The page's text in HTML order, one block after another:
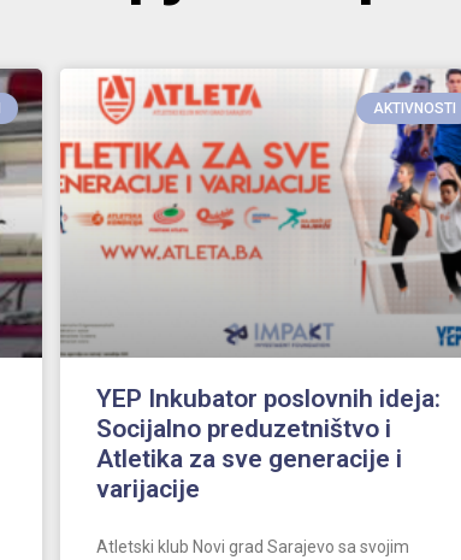
AKTIVNOSTI
YEP Inkubator poslovnih ideja:
Socijalno preduzetništvo i
Atletika za sve generacije i
varijacije
Atletski klub Novi grad Sarajevo sa svojim